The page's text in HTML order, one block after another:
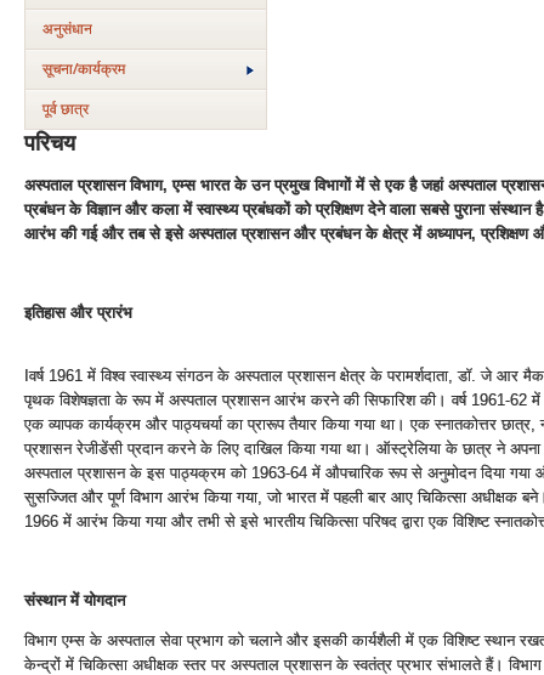
अनुसंधान
सूचना/कार्यक्रम
पूर्व छात्र
परिचय
अस्‍पताल प्रशासन विभाग, एम्‍स भारत के उन प्रमुख विभागों में से एक है जहां अस्‍पताल
प्रबंधन के विज्ञान और कला में स्‍वास्‍थ्‍य प्रबंधकों को प्रशिक्षण देने वाला सबसे पुराना संस्‍थान
आरंभ की गई और तब से इसे अस्‍पताल प्रशासन और प्रबंधन के क्षेत्र में अध्‍यापन, प्रशिक्षण
इतिहास और प्रारं‍भ
Iवर्ष 1961 में विश्‍व स्‍वास्‍थ्‍य संगठन के अस्‍पताल प्रशासन क्षेत्र के परामर्शदाता, डॉ. जे आर मैक
पृथक विशेषज्ञता के रूप में अस्‍पताल प्रशासन आरंभ करने की सिफारिश की। वर्ष 1961-62
एक व्‍यापक कार्यक्रम और पाठ्यचर्या का प्रारूप तैयार किया गया था। एक स्‍नातकोत्तर
प्रशासन रेजीडेंसी प्रदान करने के लिए दाखिल किया गया था। ऑस्‍ट्रेलिया के छात्र ने
अस्‍पताल प्रशासन के इस पाठ्यक्रम को 1963-64 में औपचारिक रूप से अनुमोदन दिया
सुसज्जित और पूर्ण विभाग आरंभ किया गया, जो भारत में पहली बार आए चिकित्‍सा अधीक्षक
1966 में आरंभ किया गया और तभी से इसे भारतीय चिकित्‍सा परिषद द्वारा एक विशिष्‍ट
संस्‍थान में योगदान
विभाग एम्‍स के अस्‍पताल सेवा प्रभाग को चलाने और इसकी कार्यशैली में एक विशिष्‍ट स्‍थान
केन्‍द्रों में चिकित्‍सा अधीक्षक स्‍तर पर अस्‍पताल प्रशासन के स्‍वतंत्र प्रभार संभालते हैं। विभाग